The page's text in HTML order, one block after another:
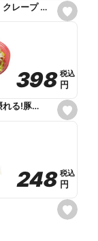
s
e
o
r
i
e
ファミマ・ザ・クレープ 生チョコ
s
e
o
r
i
e
398
398 税込
税込
円
円
たんぱく質が摂れる!豚しゃぶのパスタサラダ
s
e
248
248 税込
税込
円
円